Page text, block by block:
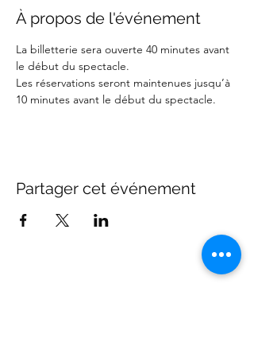
À propos de l'événement
La billetterie sera ouverte 40 minutes avant
le début du spectacle.
Les réservations seront maintenues jusqu’à
10 minutes avant le début du spectacle.
Partager cet événement